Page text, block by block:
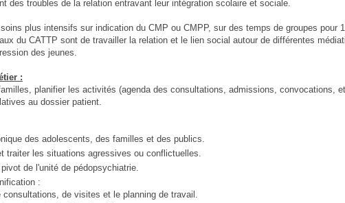
des troubles de la relation entravant leur intégration scolaire et sociale.
plus intensifs sur indication du CMP ou CMPP, sur des temps de groupes pour
du CATTP sont de travailler la relation et le lien social autour de différentes
des jeunes.
:
planifier les activités (agenda des consultations, admissions, convocations,
au dossier patient.
des adolescents, des familles et des publics.
traiter les situations agressives ou conflictuelles.
de l'unité de pédopsychiatrie.
:
de visites et le planning de travail.